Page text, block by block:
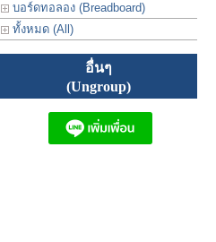
บอร์ดทอลอง (Breadboard)
ทั้งหมด (All)
อื่นๆ
(Ungroup)